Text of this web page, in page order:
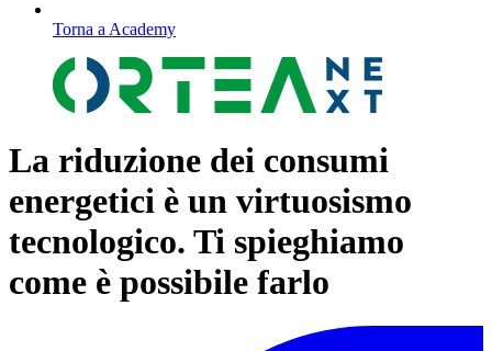
Torna a Academy
La riduzione dei consumi
energetici è un virtuosismo
tecnologico. Ti spieghiamo
come è possibile farlo